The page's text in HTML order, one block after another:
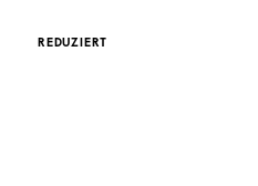
REDUZIERT